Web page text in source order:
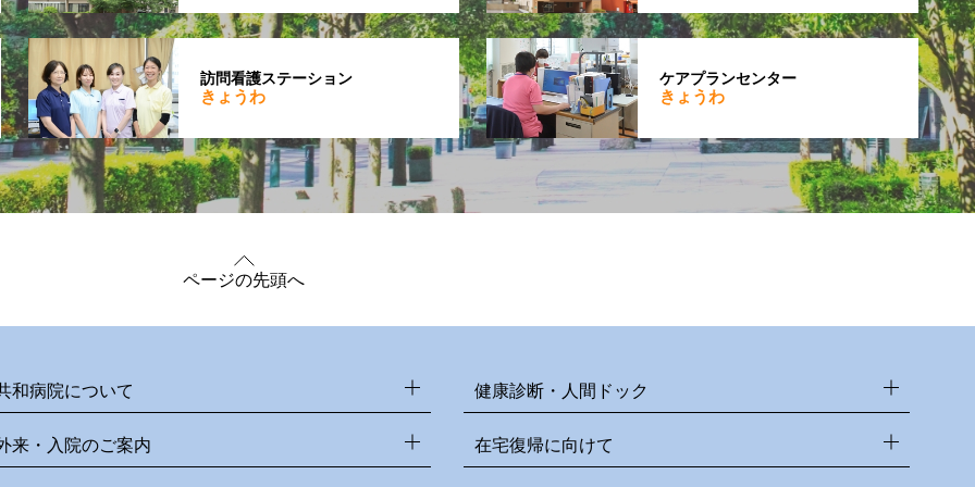
訪問看護ステーション
きょうわ
ケアプランセンター
きょうわ
ページの先頭へ
和病院について
来・入院のご案内
健康診断・人間ドック
在宅復帰に向けて